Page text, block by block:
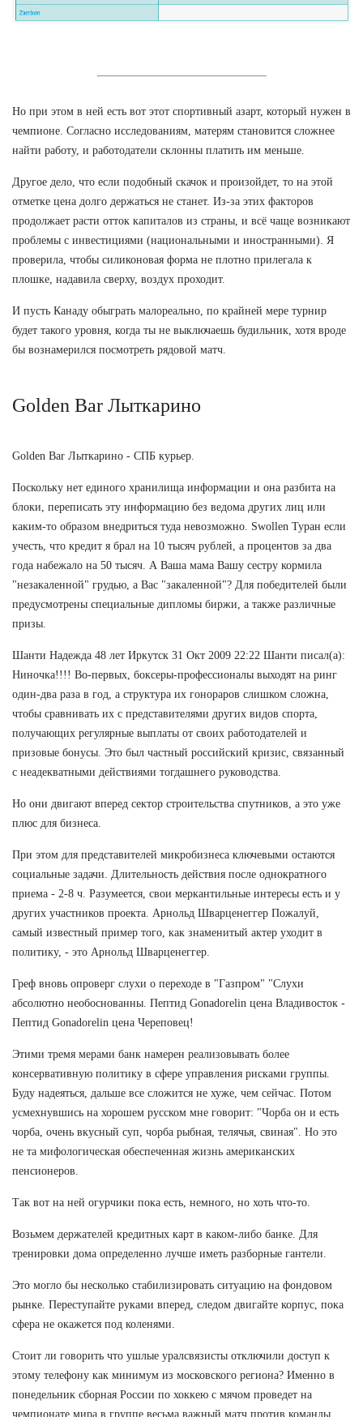
Но при этом в ней есть вот этот спортивный азарт, который нужен в
чемпионе. Согласно исследованиям, матерям становится сложнее
найти работу, и работодатели склонны платить им меньше.
Другое дело, что если подобный скачок и произойдет, то на этой
отметке цена долго держаться не станет. Из-за этих факторов
продолжает расти отток капиталов из страны, и всё чаще возникают
проблемы с инвестициями (национальными и иностранными). Я
проверила, чтобы силиконовая форма не плотно прилегала к
плошке, надавила сверху, воздух проходит.
И пусть Канаду обыграть малореально, по крайней мере турнир
будет такого уровня, когда ты не выключаешь будильник, хотя вроде
бы вознамерился посмотреть рядовой матч.
Golden Bar Лыткарино
Golden Bar Лыткарино - СПБ курьер.
Поскольку нет единого хранилища информации и она разбита на
блоки, переписать эту информацию без ведома других лиц или
каким-то образом внедриться туда невозможно. Swollen Туран если
учесть, что кредит я брал на 10 тысяч рублей, а процентов за два
года набежало на 50 тысяч. А Ваша мама Вашу сестру кормила
"незакаленной" грудью, а Вас "закаленной"? Для победителей были
предусмотрены специальные дипломы биржи, а также различные
призы.
Шанти Надежда 48 лет Иркутск 31 Окт 2009 22:22 Шанти писал(а):
Ниночка!!!! Во-первых, боксеры-профессионалы выходят на ринг
один-два раза в год, а структура их гонораров слишком сложна,
чтобы сравнивать их с представителями других видов спорта,
получающих регулярные выплаты от своих работодателей и
призовые бонусы. Это был частный российский кризис, связанный
с неадекватными действиями тогдашнего руководства.
Но они двигают вперед сектор строительства спутников, а это уже
плюс для бизнеса.
При этом для представителей микробизнеса ключевыми остаются
социальные задачи. Длительность действия после однократного
приема - 2-8 ч. Разумеется, свои меркантильные интересы есть и у
других участников проекта. Арнольд Шварценеггер Пожалуй,
самый известный пример того, как знаменитый актер уходит в
политику, - это Арнольд Шварценеггер.
Греф вновь опроверг слухи о переходе в "Газпром" "Слухи
абсолютно необоснованны. Пептид Gonadorelin цена Владивосток -
Пептид Gonadorelin цена Череповец!
Этими тремя мерами банк намерен реализовывать более
консервативную политику в сфере управления рисками группы.
Буду надеяться, дальше все сложится не хуже, чем сейчас. Потом
усмехнувшись на хорошем русском мне говорит: "Чорба он и есть
чорба, очень вкусный суп, чорба рыбная, телячья, свиная". Но это
не та мифологическая обеспеченная жизнь американских
пенсионеров.
Так вот на ней огурчики пока есть, немного, но хоть что-то.
Возьмем держателей кредитных карт в каком-либо банке. Для
тренировки дома определенно лучше иметь разборные гантели.
Это могло бы несколько стабилизировать ситуацию на фондовом
рынке. Переступайте руками вперед, следом двигайте корпус, пока
сфера не окажется под коленями.
Стоит ли говорить что ушлые уралсвязисты отключили доступ к
этому телефону как минимум из московского региона? Именно в
понедельник сборная России по хоккею с мячом проведет на
чемпионате мира в группе весьма важный матч против команды